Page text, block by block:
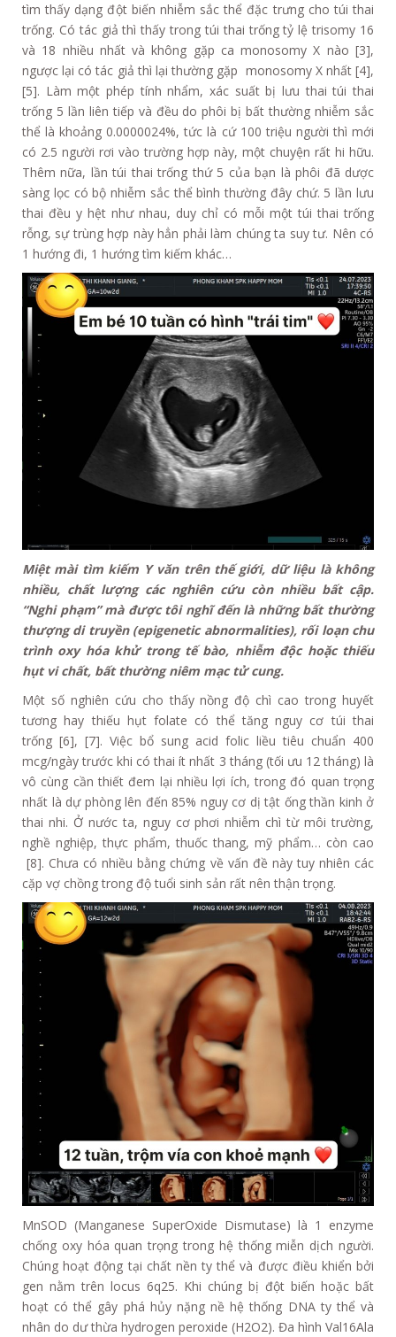
tìm thấy dạng đột biến nhiễm sắc thể đặc trưng cho túi thai
trống. Có tác giả thì thấy trong túi thai trống tỷ lệ trisomy 16
và 18 nhiều nhất và không gặp ca monosomy X nào [3],
ngược lại có tác giả thì lại thường gặp monosomy X nhất [4],
[5]. Làm một phép tính nhẩm, xác suất bị lưu thai túi thai
trống 5 lần liên tiếp và đều do phôi bị bất thường nhiễm sắc
thể là khoảng 0.0000024%, tức là cứ 100 triệu người thì mới
có 2.5 người rơi vào trường hợp này, một chuyện rất hi hữu.
Thêm nữa, lần túi thai trống thứ 5 của bạn là phôi đã dược
sàng lọc có bộ nhiễm sắc thể bình thường đây chứ. 5 lần lưu
thai đều y hệt như nhau, duy chỉ có mỗi một túi thai trống
rỗng, sự trùng hợp này hẳn phải làm chúng ta suy tư. Nên có
1 hướng đi, 1 hướng tìm kiếm khác…
Miệt mài tìm kiếm Y văn trên thế giới, dữ liệu là không
nhiều, chất lượng các nghiên cứu còn nhiều bất cập.
“Nghi phạm” mà được tôi nghĩ đến là những bất thường
thượng di truyền (epigenetic abnormalities), rối loạn chu
trình oxy hóa khử trong tế bào, nhiễm độc hoặc thiếu
hụt vi chất, bất thường niêm mạc tử cung.
Một số nghiên cứu cho thấy nồng độ chì cao trong huyết
tương hay thiếu hụt folate có thể tăng nguy cơ túi thai
trống [6], [7]. Việc bổ sung acid folic liều tiêu chuẩn 400
mcg/ngày trước khi có thai ít nhất 3 tháng (tối ưu 12 tháng) là
vô cùng cần thiết đem lại nhiều lợi ích, trong đó quan trọng
nhất là dự phòng lên đến 85% nguy cơ dị tật ống thần kinh ở
thai nhi. Ở nước ta, nguy cơ phơi nhiễm chì từ môi trường,
nghề nghiệp, thực phẩm, thuốc thang, mỹ phẩm… còn cao
[8]. Chưa có nhiều bằng chứng về vấn đề này tuy nhiên các
cặp vợ chồng trong độ tuổi sinh sản rất nên thận trọng.
MnSOD (Manganese SuperOxide Dismutase) là 1 enzyme
chống oxy hóa quan trọng trong hệ thống miễn dịch người.
Chúng hoạt động tại chất nền ty thể và được điều khiển bởi
gen nằm trên locus 6q25. Khi chúng bị đột biến hoặc bất
hoạt có thể gây phá hủy nặng nề hệ thống DNA ty thể và
nhân do dư thừa hydrogen peroxide (H2O2). Đa hình Val16Ala